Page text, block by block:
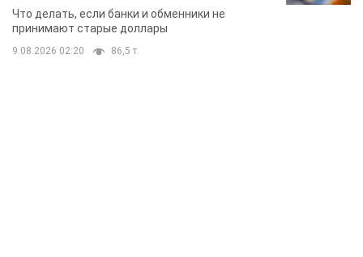
банки такие купюры
Что делать, если банки и обменники не
принимают старые доллары
9.08.2026 02:20 86,5 т.